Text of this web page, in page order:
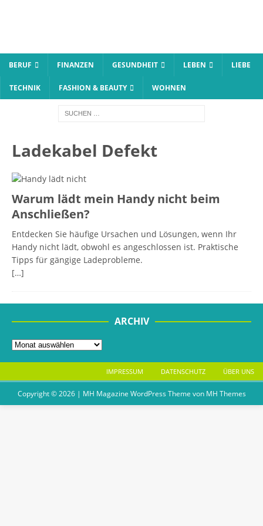
BERUF FINANZEN GESUNDHEIT LEBEN LIEBE
TECHNIK FASHION & BEAUTY WOHNEN
Ladekabel Defekt
Warum lädt mein Handy nicht beim
Anschließen?
Entdecken Sie häufige Ursachen und Lösungen, wenn Ihr
Handy nicht lädt, obwohl es angeschlossen ist. Praktische
Tipps für gängige Ladeprobleme.
[…]
ARCHIV
IMPRESSUM DATENSCHUTZ ÜBER UNS
Copyright © 2026 | MH Magazine WordPress Theme von MH Themes